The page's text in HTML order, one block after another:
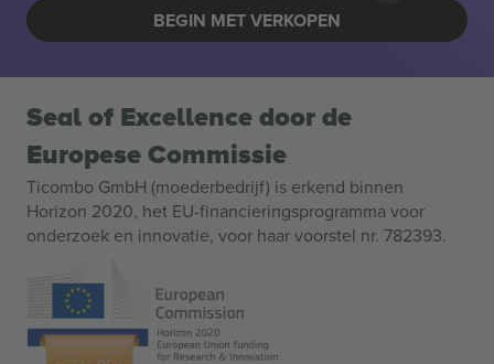
BEGIN MET VERKOPEN
Seal of Excellence door de
Europese Commissie
Ticombo GmbH (moederbedrijf) is erkend binnen
Horizon 2020, het EU-financieringsprogramma voor
onderzoek en innovatie, voor haar voorstel nr. 782393.